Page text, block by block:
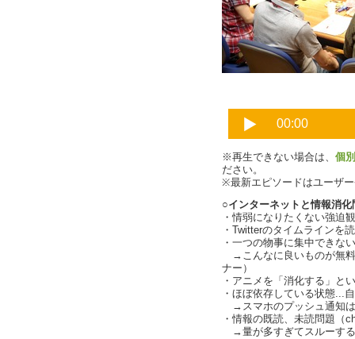
※再生できない場合は、 個
ださい。
※最新エピソードはユーザ
○インターネットと情報消化
・情弱になりたくない強迫
・Twitterのタイムラインを
・一つの物事に集中できな
→こんなに良いものが無料
ナー）
・アニメを「消化する」と
・ほぼ依存している状態...
→スマホのプッシュ通知
・情報の既読、未読問題（
→量が多すぎてスルーす